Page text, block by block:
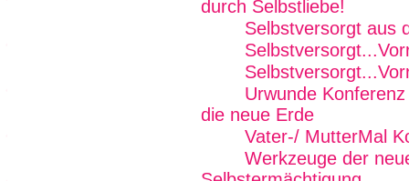
durch Selbstliebe!
Selbstversorgt aus
Urwunde
die neue Erde
Vater-/ MutterMal
Werkzeuge der